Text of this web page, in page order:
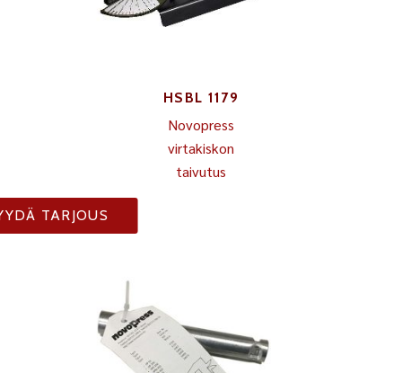
HSBL 1179
Novopress
virtakiskon
taivutus
TARJOUS